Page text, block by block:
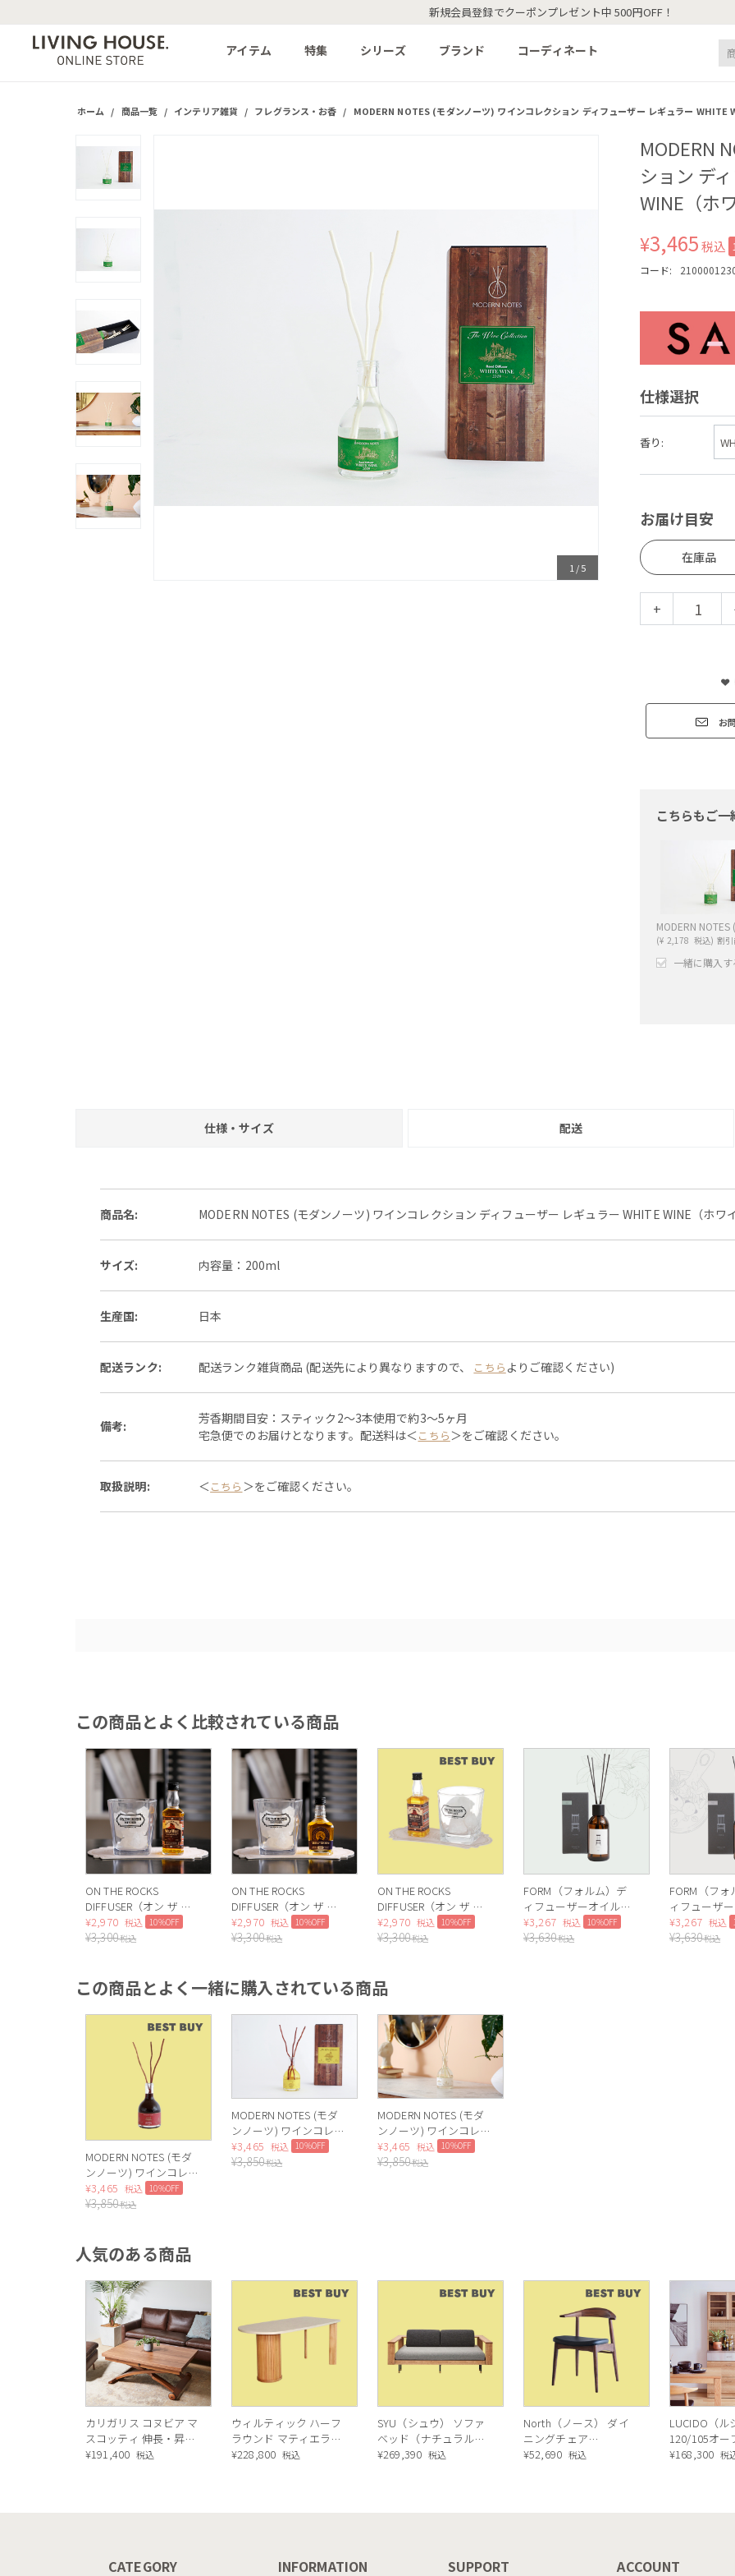
新規会員登録でクーポンプレゼント中 500円OFF！
アイテム 特集 シリーズ ブランド コーディネート
ホーム / 商品一覧 / インテリア雑貨 / フレグランス・お香 / MODERN NOTES (モダンノーツ) ワインコレクション ディフューザー レギュラー WHITE
1 /5
MODERN
ション デ
WINE（ホ
¥3,465税込
コード:
仕様選択
香り:
お届け目安
在庫品
+
お
こちらもご
(¥ 2,178 税込) 割
一緒に購入す
仕様・サイズ 配送
商品名: MODERN NOTES (モダンノーツ) ワインコレクション ディフューザー レギュラー WHITE WINE（ホワ
サイズ: 内容量：200ml
生産国: 日本
配送ランク: 配送ランク雑貨商品 (配送先により異なりますので、 こちら よりご確認ください)
備考:
芳香期間目安：スティック2～3本使用で約3～5ヶ月
宅急便でのお届けとなります。配送料は＜ こちら ＞をご確認ください。
取扱説明: ＜ こちら ＞をご確認ください。
この商品とよく比較されている商品
ON THE ROCKS
DIFFUSER（オン ザ ロ
ックス ディフューザ
ー）WILD WEST
¥2,970 税込 10%OFF
¥3,300税込
ON THE ROCKS
DIFFUSER（オン ザ ロ
ックス ディフューザ
ー）WOLF MOON
¥2,970 税込 10%OFF
¥3,300税込
ON THE ROCKS
DIFFUSER（オン ザ ロ
ックス ディフューザ
ー）SNOWY FOREST
¥2,970 税込 10%OFF
¥3,300税込
FORM（フォルム）デ
ィフューザーオイル
200ml（Apple）
¥3,267 税込 10%OFF
¥3,630税込
FORM（フォ
ィフューザ
200ml（
¥3,267 税込
¥3,630税込
この商品とよく一緒に購入されている商品
MODERN NOTES (モダ
ンノーツ) ワインコレク
ション ディフューザー
レギュラー RED
¥3,465 税込 10%OFF
¥3,850税込
MODERN NOTES (モダ
ンノーツ) ワインコレク
ション ディフューザー
レギュラー
¥3,465 税込 10%OFF
¥3,850税込
MODERN NOTES (モダ
ンノーツ) ワインコレク
ション ディフューザー
レギュラー
¥3,465 税込 10%OFF
¥3,850税込
人気のある商品
カリガリス コヌビア マ
スコッティ 伸長・昇降
式テーブル ／ Calligaris
¥191,400 税込
ウィルティック ハーフ
ラウンド マティエラ塗
装 ダイニングテーブル
¥228,800 税込
SYU（シュウ） ソファ
ベッド（ナチュラル）
190cm
¥269,390 税込
North（ノース） ダイ
ニングチェア
AC02（ウォールナッ
¥52,690 税込
LUCIDO（ル
120/105オー
ニングボード
¥168,300 税
CATEGORY INFORMATION SUPPORT ACCOUNT